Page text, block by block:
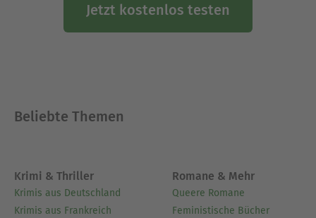
Jetzt kostenlos testen
Beliebte Themen
Krimi & Thriller
Krimis aus Deutschland
Krimis aus Frankreich
Romane & Mehr
Queere Romane
Feministische Bücher